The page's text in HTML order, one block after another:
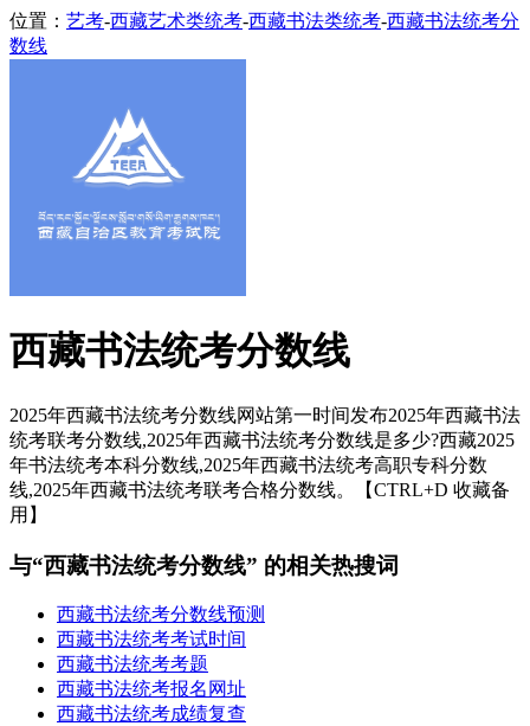
位置： 艺考-西藏艺术类统考-西藏书法类统考-西藏书法统考分
数线
西藏书法统考分数线
2025年西藏书法统考分数线网站第一时间发布2025年西藏书法
统考联考分数线,2025年西藏书法统考分数线是多少?西藏2025
年书法统考本科分数线,2025年西藏书法统考高职专科分数
线,2025年西藏书法统考联考合格分数线。【CTRL+D 收藏备
用】
与“西藏书法统考分数线” 的相关热搜词
西藏书法统考分数线预测
西藏书法统考考试时间
西藏书法统考考题
西藏书法统考报名网址
西藏书法统考成绩复查